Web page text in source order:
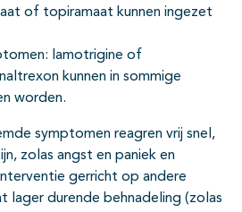
of topiramaat kunnen ingezet
lamotrigine of
kunnen in sommige
worden.
symptomen reagren vrij snel,
zolas angst en paniek en
gerricht op andere
lager durende behnadeling (zolas